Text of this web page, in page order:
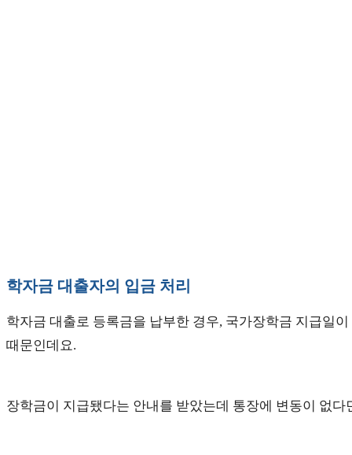
학자금 대출자의 입금 처리
학자금 대출로 등록금을 납부한 경우, 국가장학금 지급일
때문인데요.
장학금이 지급됐다는 안내를 받았는데 통장에 변동이 없